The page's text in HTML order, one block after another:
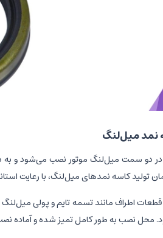
نمد میل‌لنگ
دو سمت میل‌لنگ موتور نصب می‌شود و به
تولید کاسه نمدهای میل‌لنگ، با رعایت
قطعات اطراف مانند تسمه تایم و پولی
محل نصب به طور کامل تمیز شده و آماده